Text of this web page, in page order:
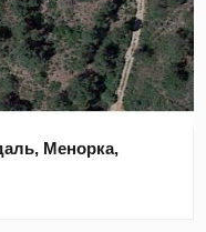
Менорка,